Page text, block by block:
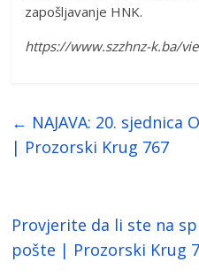
zapošljavanje HNK.
https://www.szzhnz-k.ba/
← NAJAVA: 20.
| Prozorski Krug 767
Provjerite da li ste na
pošte | Prozorski Krug